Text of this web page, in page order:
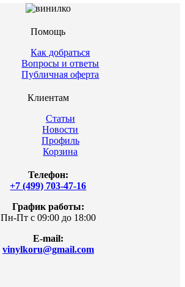
Помощь
Как добраться
Вопросы и ответы
Публичная оферта
Клиентам
Статьи
Новости
Профиль
Корзина
Телефон:
+7 (499) 703-47-16
График работы:
Пн-Пт с 09:00 до 18:00
E-mail:
vinylkoru@gmail.com